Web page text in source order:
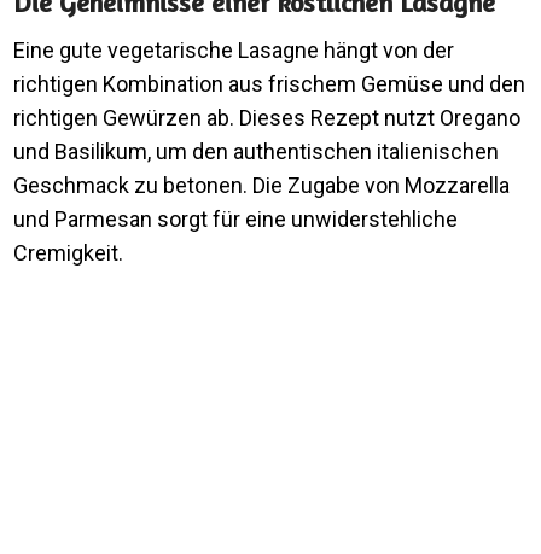
Eine gute vegetarische Lasagne hängt von der
richtigen Kombination aus frischem Gemüse und den
richtigen Gewürzen ab. Dieses Rezept nutzt Oregano
und Basilikum, um den authentischen italienischen
Geschmack zu betonen. Die Zugabe von Mozzarella
und Parmesan sorgt für eine unwiderstehliche
Cremigkeit.